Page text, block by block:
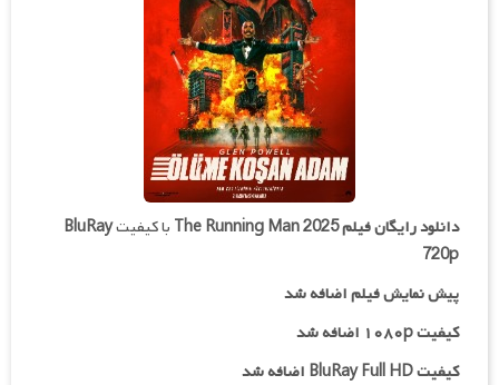
دانلود رایگان فیلمThe Running Man 2025 با کیفیتBluRay
720p
پیش نمایش فیلم اضافه شد
کیفیت ۱۰۸۰p اضافه شد
کیفیت BluRay Full HD اضافه شد